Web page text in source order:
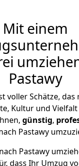
Mit einem
Pastawy
voller Schätze, das
Kultur und
günstig,
Pastawy
Pastawy
dass Ihr Umzug